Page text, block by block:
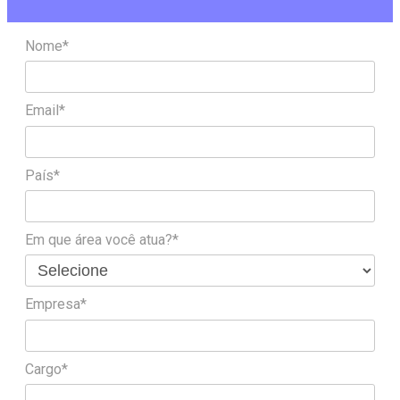
Nome*
Email*
País*
Em que área você atua?*
Empresa*
Cargo*